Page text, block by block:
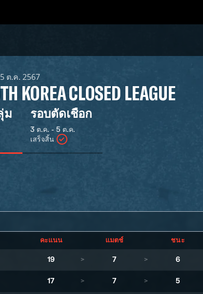
ต.ค. 2567
KOREA CLOSED LEAGUE
ม รอบตัดเชือก
3 ต.ค. - 5 ต.ค.
เสร็จสิ้น
คะแนน แมตช์ ชนะ
19 > 7 > 6
17 > 7 > 5